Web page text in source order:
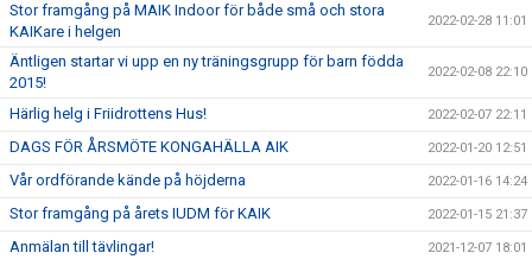
Stor framgång på MAIK Indoor för både små och stora
KAIKare i helgen
2022-02-28 11:01
Äntligen startar vi upp en ny träningsgrupp för barn födda
2015!
2022-02-08 22:10
Härlig helg i Friidrottens Hus! 2022-02-07 22:11
DAGS FÖR ÅRSMÖTE KONGAHÄLLA AIK 2022-01-20 12:51
Vår ordförande kände på höjderna 2022-01-16 14:24
Stor framgång på årets IUDM för KAIK 2022-01-15 21:37
Anmälan till tävlingar! 2021-12-07 18:01